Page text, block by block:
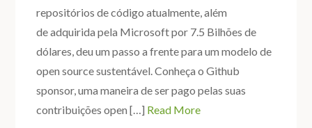
repositórios de código atualmente, além
de adquirida pela Microsoft por 7.5 Bilhões de
dólares, deu um passo a frente para um modelo de
open source sustentável. Conheça o Github
sponsor, uma maneira de ser pago pelas suas
contribuições open […] Read More